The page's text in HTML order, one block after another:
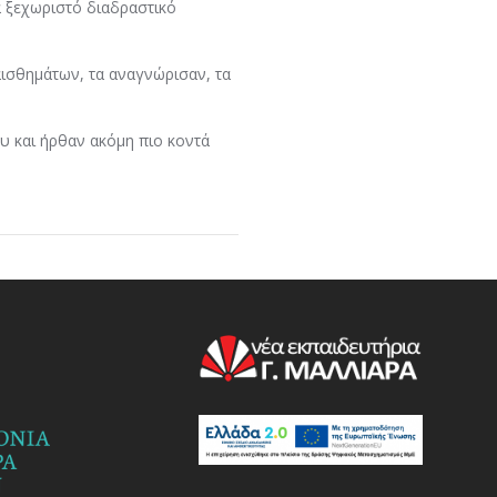
διαδραστικό
τα αναγνώρισαν, τα
και ήρθαν ακόμη πιο κοντά